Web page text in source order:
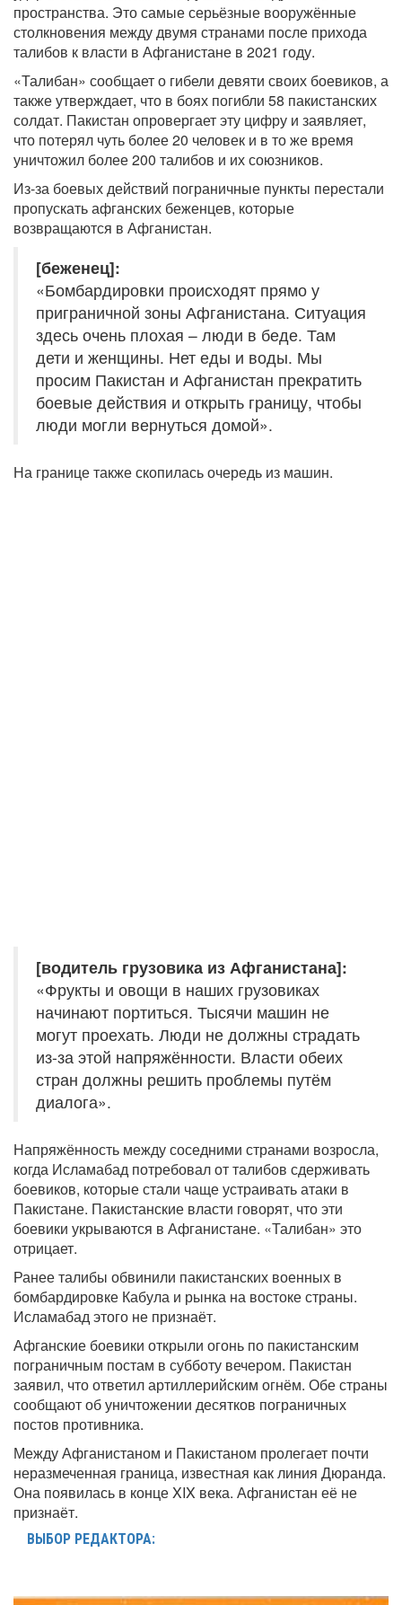
пространства. Это самые серьёзные вооружённые
столкновения между двумя странами после прихода
талибов к власти в Афганистане в 2021 году.
«Талибан» сообщает о гибели девяти своих боевиков, а
также утверждает, что в боях погибли 58 пакистанских
солдат. Пакистан опровергает эту цифру и заявляет,
что потерял чуть более 20 человек и в то же время
уничтожил более 200 талибов и их союзников.
Из-за боевых действий пограничные пункты перестали
пропускать афганских беженцев, которые
возвращаются в Афганистан.
[беженец]:
«Бомбардировки происходят прямо у
приграничной зоны Афганистана. Ситуация
здесь очень плохая – люди в беде. Там
дети и женщины. Нет еды и воды. Мы
просим Пакистан и Афганистан прекратить
боевые действия и открыть границу, чтобы
люди могли вернуться домой».
На границе также скопилась очередь из машин.
[водитель грузовика из Афганистана]:
«Фрукты и овощи в наших грузовиках
начинают портиться. Тысячи машин не
могут проехать. Люди не должны страдать
из-за этой напряжённости. Власти обеих
стран должны решить проблемы путём
диалога».
Напряжённость между соседними странами возросла,
когда Исламабад потребовал от талибов сдерживать
боевиков, которые стали чаще устраивать атаки в
Пакистане. Пакистанские власти говорят, что эти
боевики укрываются в Афганистане. «Талибан» это
отрицает.
Ранее талибы обвинили пакистанских военных в
бомбардировке Кабула и рынка на востоке страны.
Исламабад этого не признаёт.
Афганские боевики открыли огонь по пакистанским
пограничным постам в субботу вечером. Пакистан
заявил, что ответил артиллерийским огнём. Обе страны
сообщают об уничтожении десятков пограничных
постов противника.
Между Афганистаном и Пакистаном пролегает почти
неразмеченная граница, известная как линия Дюранда.
Она появилась в конце XIX века. Афганистан её не
признаёт.
ВЫБОР РЕДАКТОРА: